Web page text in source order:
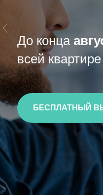
До конца
всей квартире
БЕСПЛАТНЫЙ